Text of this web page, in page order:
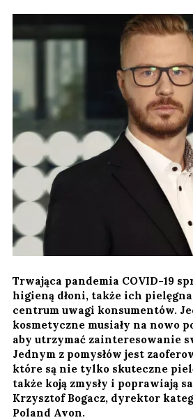
Trwająca pandemia COVID-19
higieną dłoni, także ich
centrum uwagi konsumentów.
kosmetyczne musiały na nowo
aby utrzymać zainteresowanie
Jednym z pomysłów jest
które są nie tylko skuteczne
także koją zmysły i poprawiają
Krzysztof Bogacz, dyrektor
Poland Avon.